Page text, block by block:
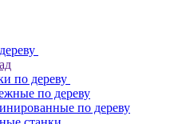
по дереву
по дереву
по дереву